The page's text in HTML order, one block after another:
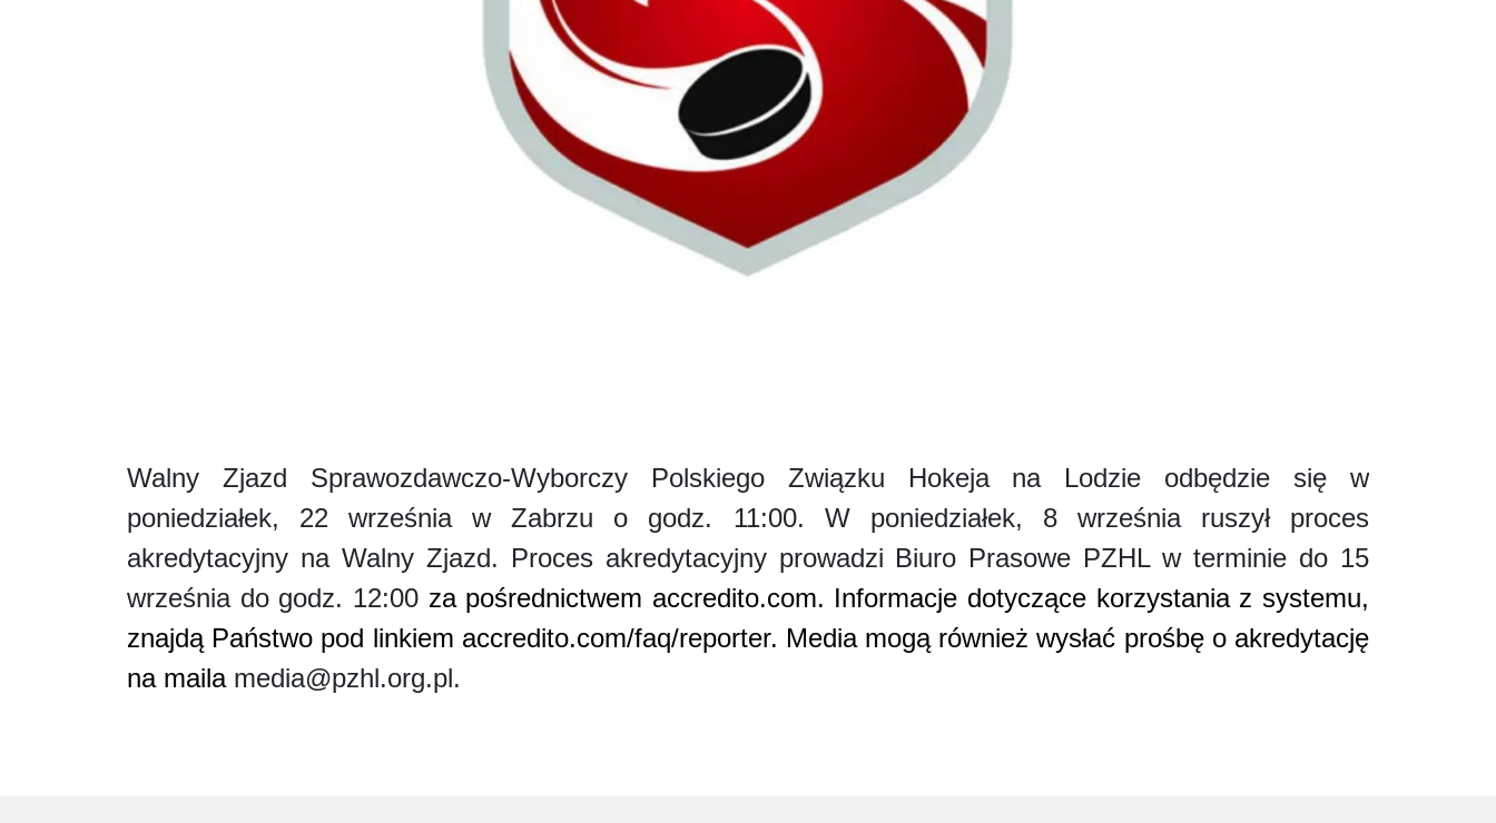
Walny Zjazd Sprawozdawczo-Wyborczy Polskiego Związku Hokeja na Lodzie odbędzie się w
poniedziałek, 22 września w Zabrzu o godz. 11:00. W poniedziałek, 8 września ruszył proces
akredytacyjny na Walny Zjazd. Proces akredytacyjny prowadzi Biuro Prasowe PZHL w terminie do 15
września do godz. 12:00 za pośrednictwem accredito.com. Informacje dotyczące korzystania z systemu,
znajdą Państwo pod linkiem accredito.com/faq/reporter. Media mogą również wysłać prośbę o akredytację
na maila media@pzhl.org.pl.